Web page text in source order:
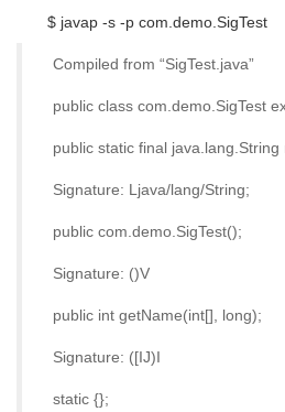
$ javap -s -p com.demo.SigTest
Compiled from “SigTest.java”
public class com.demo.SigTest
public static final java.lang.String
Signature: Ljava/lang/String;
public com.demo.SigTest();
Signature: ()V
public int getName(int[], long);
Signature: ([IJ)I
static {};